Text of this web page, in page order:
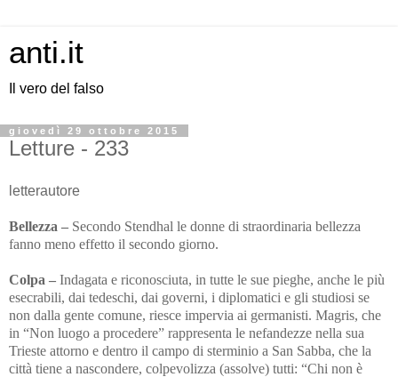
anti.it
Il vero del falso
giovedì 29 ottobre 2015
Letture - 233
letterautore
Bellezza – Secondo Stendhal le donne di straordinaria bellezza
fanno meno effetto il secondo giorno.
Colpa – Indagata e riconosciuta, in tutte le sue pieghe, anche le più
esecrabili, dai tedeschi, dai governi, i diplomatici e gli studiosi se
non dalla gente comune, riesce impervia ai germanisti. Magris, che
in “Non luogo a procedere” rappresenta le nefandezze nella sua
Trieste attorno e dentro il campo di sterminio a San Sabba, che la
città tiene a nascondere, colpevolizza (assolve) tutti: “Chi non è